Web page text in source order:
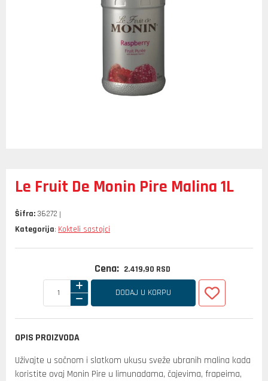
Le Fruit De Monin Pire Malina 1L
Šifra: 36272
Kategorija: Kokteli sastojci
Cena: 2.419,90 RSD
DODAJ U KORPU
OPIS PROIZVODA
Uživajte u sočnom i slatkom ukusu sveže ubranih malina kada
koristite ovaj Monin Pire u limunadama, čajevima, frapeima,